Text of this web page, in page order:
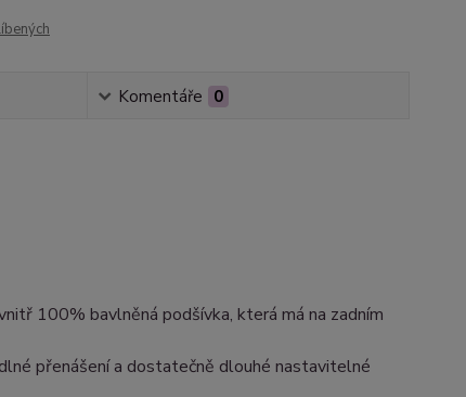
Komentáře 0
100% bavlněná podšívka, která má na zadním
přenášení a dostatečně dlouhé nastavitelné